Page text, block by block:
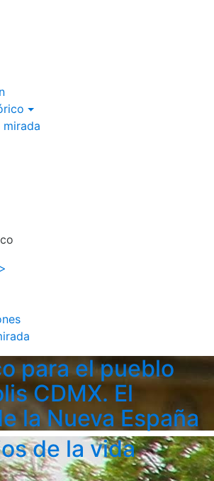
mirada
para el pueblo
CDMX. El
la Nueva España
de la vida